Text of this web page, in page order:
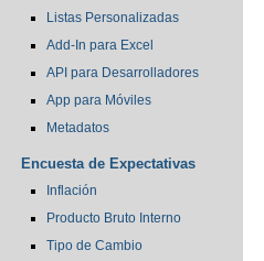
Listas Personalizadas
Add-In para Excel
API para Desarrolladores
App para Móviles
Metadatos
Encuesta de Expectativas
Inflación
Producto Bruto Interno
Tipo de Cambio